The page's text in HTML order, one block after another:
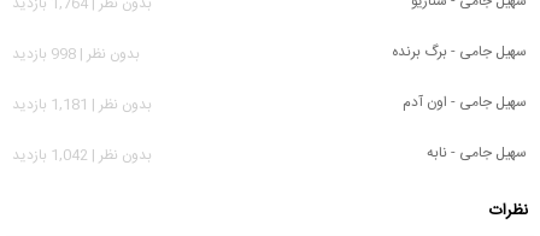
سهیل جامی - برگ برنده
بدون نظر | 998 بازدید
سهیل جامی - اون آدم
بدون نظر | 1,181 بازدید
سهیل جامی - نابه
بدون نظر | 1,042 بازدید
نظرات